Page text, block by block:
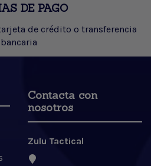
DE PAGO
de crédito o transferencia
bancaria
Contacta con
nosotros
Zulu Tactical